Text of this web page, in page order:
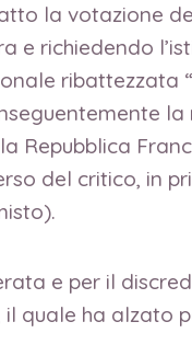
la votazione
richiedendo
Repubblica
del critico, in
e per il
quale ha alzato